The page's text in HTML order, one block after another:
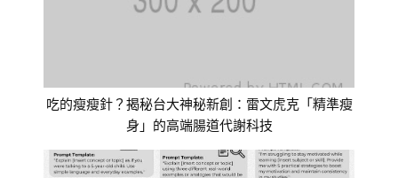
吃的瘦瘦針？揭秘台大神秘新創：雷文虎克「精準瘦
身」的高端腸道代謝科技